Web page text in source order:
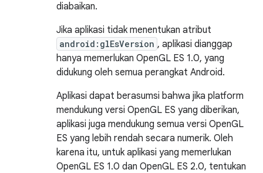
diabaikan.
Jika aplikasi tidak menentukan atribut
android:glEsVersion , aplikasi dianggap
hanya memerlukan OpenGL ES 1.0, yang
didukung oleh semua perangkat Android.
Aplikasi dapat berasumsi bahwa jika platform
mendukung versi OpenGL ES yang diberikan,
aplikasi juga mendukung semua versi OpenGL
ES yang lebih rendah secara numerik. Oleh
karena itu, untuk aplikasi yang memerlukan
OpenGL ES 1.0 dan OpenGL ES 2.0, tentukan